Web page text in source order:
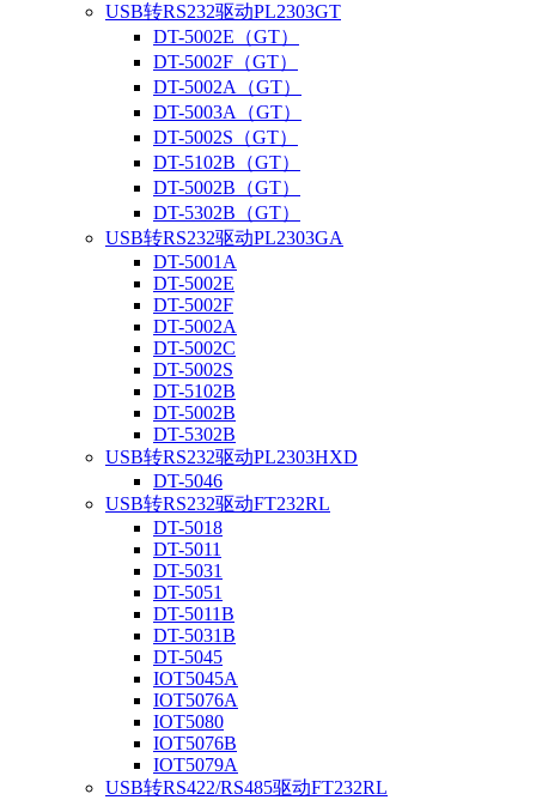
USB转RS232驱动PL2303GT
DT-5002E（GT）
DT-5002F（GT）
DT-5002A（GT）
DT-5003A（GT）
DT-5002S（GT）
DT-5102B（GT）
DT-5002B（GT）
DT-5302B（GT）
USB转RS232驱动PL2303GA
DT-5001A
DT-5002E
DT-5002F
DT-5002A
DT-5002C
DT-5002S
DT-5102B
DT-5002B
DT-5302B
USB转RS232驱动PL2303HXD
DT-5046
USB转RS232驱动FT232RL
DT-5018
DT-5011
DT-5031
DT-5051
DT-5011B
DT-5031B
DT-5045
IOT5045A
IOT5076A
IOT5080
IOT5076B
IOT5079A
USB转RS422/RS485驱动FT232RL